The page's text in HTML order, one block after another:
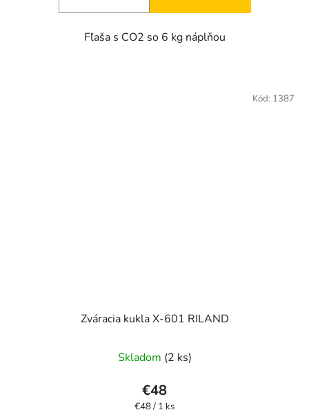
Fľaša s CO2 so 6 kg náplňou
Zváracia kukla X-601 RILAND
hodnotenie
produktu
je
Skladom (2 ks)
€48
Jednotková
€48 / 1 ks
Kód: 1387